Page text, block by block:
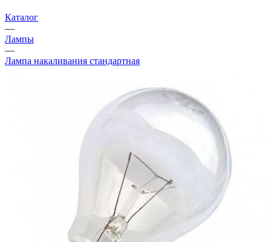
Каталог
—
Лампы
—
Лампа накаливания стандартная